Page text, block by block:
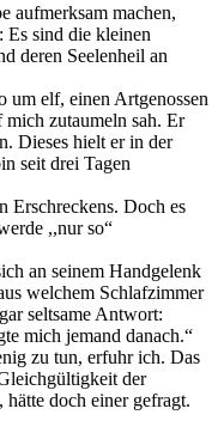
aufmerksam machen,
Es sind die kleinen
deren Seelenheil an
um elf, einen Artgenossen
mich zutaumeln sah. Er
Dieses hielt er in der
seit drei Tagen
Erschreckens. Doch es
,,nur so“
an seinem Handgelenk
welchem Schlafzimmer
seltsame Antwort:
mich jemand danach.“
zu tun, erfuhr ich. Das
der
doch einer gefragt.